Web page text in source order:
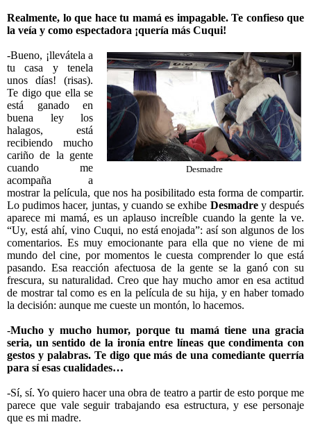
Realmente, lo que hace tu mamá es impagable. Te confieso que
la veía y como espectadora ¡quería más Cuqui!
Desmadre
-Bueno, ¡llevátela a
tu casa y tenela
unos días! (risas).
Te digo que ella se
está ganado en
buena ley los
halagos, está
recibiendo mucho
cariño de la gente
cuando me
acompaña a
mostrar la película, que nos ha posibilitado esta forma de compartir.
Lo pudimos hacer, juntas, y cuando se exhibe Desmadrey después
aparece mi mamá, es un aplauso increíble cuando la gente la ve.
“Uy, está ahí, vino Cuqui, no está enojada”: así son algunos de los
comentarios. Es muy emocionante para ella que no viene de mi
mundo del cine, por momentos le cuesta comprender lo que está
pasando. Esa reacción afectuosa de la gente se la ganó con su
frescura, su naturalidad. Creo que hay mucho amor en esa actitud
de mostrar tal como es en la película de su hija, y en haber tomado
la decisión: aunque me cueste un montón, lo hacemos.
-Mucho y mucho humor, porque tu mamá tiene una gracia
seria, un sentido de la ironía entre líneas que condimenta con
gestos y palabras. Te digo que más de una comediante querría
para sí esas cualidades…
-Sí, sí. Yo quiero hacer una obra de teatro a partir de esto porque me
parece que vale seguir trabajando esa estructura, y ese personaje
que es mi madre.